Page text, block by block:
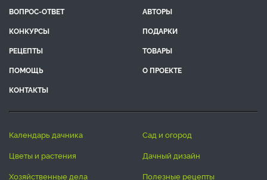
ВОПРОС-ОТВЕТ
АВТОРЫ
КОНКУРСЫ
ПОДАРКИ
РЕЦЕПТЫ
ТОВАРЫ
ПОМОЩЬ
О ПРОЕКТЕ
КОНТАКТЫ
календарь дачника
сад и огород
цветы и растения
дачный дизайн
хозяйственные дела
полезные рецепты